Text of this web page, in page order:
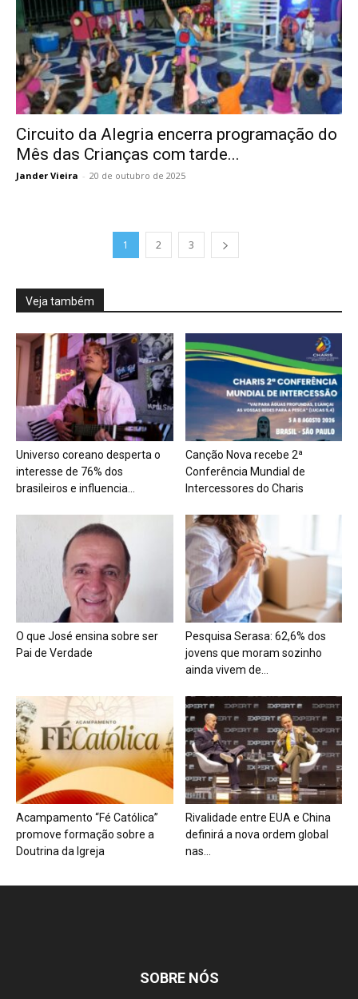
Circuito da Alegria encerra programação do
Mês das Crianças com tarde...
Jander Vieira - 20 de outubro de 2025
1 2 3
Veja também
Universo coreano desperta o
interesse de 76% dos
brasileiros e influencia...
Canção Nova recebe 2ª
Conferência Mundial de
Intercessores do Charis
O que José ensina sobre ser
Pai de Verdade
Pesquisa Serasa: 62,6% dos
jovens que moram sozinho
ainda vivem de...
Acampamento “Fé Católica”
promove formação sobre a
Doutrina da Igreja
Rivalidade entre EUA e China
definirá a nova ordem global
nas...
SOBRE NÓS